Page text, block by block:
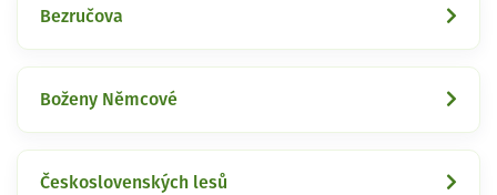
Bezručova
Boženy Němcové
Československých lesů